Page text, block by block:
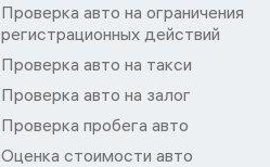
Проверка авто на ограничения
регистрационных действий
Проверка авто на такси
Проверка авто на залог
Проверка пробега авто
Оценка стоимости авто